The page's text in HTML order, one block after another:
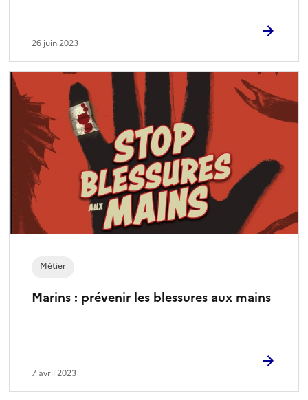
26 juin 2023
Marins : prévenir les blessures aux mains
Métier
7 avril 2023